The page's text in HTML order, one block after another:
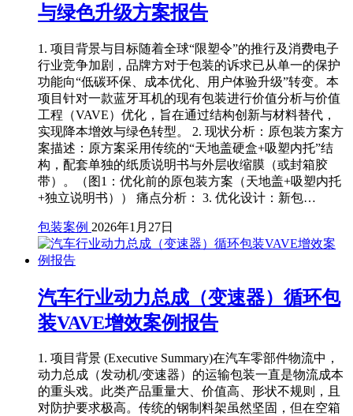
与绿色升级方案报告
1. 项目背景与目标随着全球“限塑令”的推行及消费电子
行业竞争加剧，品牌方对于包装的诉求已从单一的保护
功能向“低碳环保、成本优化、用户体验升级”转变。本
项目针对一款蓝牙耳机的现有包装进行价值分析与价值
工程（VAVE）优化，旨在通过结构创新与材料替代，
实现降本增效与绿色转型。 2. 现状分析：原包装方案方
案描述：原方案采用传统的“天地盖硬盒+吸塑内托”结
构，配套单独的纸质说明书与外层收缩膜（或封箱胶
带）。（图1：优化前的原包装方案（天地盖+吸塑内托
+独立说明书）） 痛点分析： 3. 优化设计：新包…
包装案例 2026年1月27日
汽车行业动力总成（变速器）循环包
装VAVE增效案例报告
1. 项目背景 (Executive Summary)在汽车零部件物流中，
动力总成（发动机/变速器）的运输包装一直是物流成本
的重头戏。此类产品重量大、价值高、形状不规则，且
对防护要求极高。传统的钢制料架虽然坚固，但在空箱